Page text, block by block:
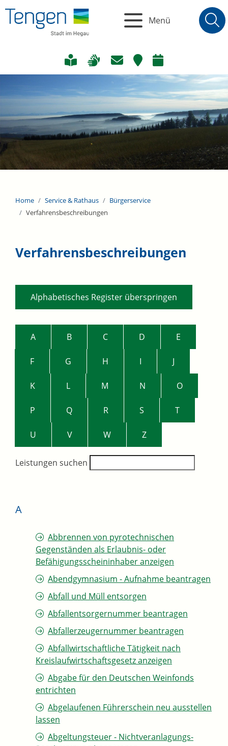
Menü
Home Service & Rathaus
Bürgerservice
Verfahrensbeschreibungen
Verfahrensbeschreibungen
Alphabetisches Register überspringen
A B C D E
F G H I J
K L M N O
P Q R S T
U V W Z
Leistungen suchen
A
Abbrennen von pyrotechnischen
Gegenständen als Erlaubnis- oder
Befähigungsscheininhaber anzeigen
Abendgymnasium - Aufnahme beantragen
Abfall und Müll entsorgen
Abfallentsorgernummer beantragen
Abfallerzeugernummer beantragen
Abfallwirtschaftliche Tätigkeit nach
Kreislaufwirtschaftsgesetz anzeigen
Abgabe für den Deutschen Weinfonds
entrichten
Abgelaufenen Führerschein neu ausstellen
lassen
Abgeltungsteuer - Nichtveranlagungs-